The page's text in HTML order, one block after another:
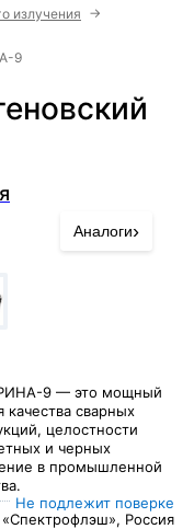
излучения →
9
Аналоги›
9 — это мощный
сварных
целостности
и черных
в промышленной
Не подлежит поверке
«Спектрофлэш», Россия